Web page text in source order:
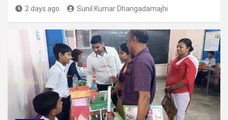
2 days ago Sunil Kumar Dhangadamajhi